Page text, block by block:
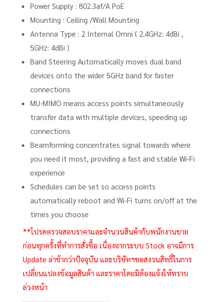
Power Supply : 802.3af/A PoE
Mounting : Ceiling /Wall Mounting
Antenna Type : 2 Internal Omni ( 2.4GHz: 4dBi ,
5GHz: 4dBi )
Band Steering Automatically moves dual band
devices onto the wider 5GHz band for faster
connections
MU-MIMO means access points simultaneously
transfer data with multiple devices, speeding up
connections
Beamforming concentrates signal towards where
you need it most, providing a fast and stable Wi-Fi
experience
Schedules can be set so access points
automatically reboot and Wi-Fi turns on/off at the
times you choose
**โปรดตรวจสอบราคาและจำนวนสินค้ากับพนักงานขาย
ก่อนทุกครั้งที่ทำการสั่งซื้อ เนื่องจากระบบ Stock อาจมีการ
Update ล่าช้ากว่าปัจจุบัน และบริษัทฯขอสงวนสิทธิ์ในการ
เปลี่ยนแปลงข้อมูลสินค้า และราคาโดยมิต้องแจ้งให้ทราบ
ล่วงหน้า